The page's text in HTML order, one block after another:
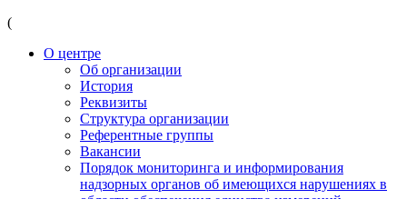
(
О центре
Об организации
История
Реквизиты
Структура организации
Референтные группы
Вакансии
Порядок мониторинга и информирования
надзорных органов об имеющихся нарушениях в